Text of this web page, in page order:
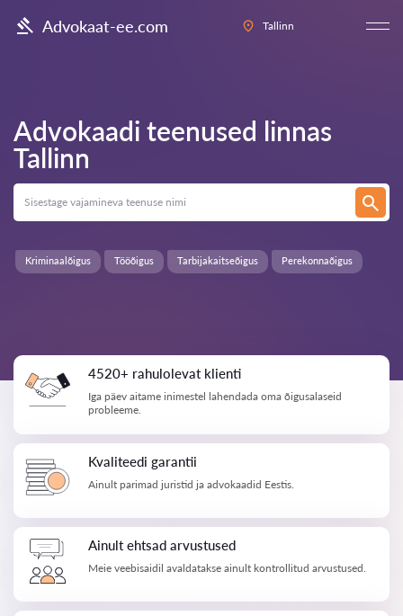
Advokaat-ee.com Tallinn
Advokaadi teenused linnas
Tallinn
Perekonnaõigus
Kriminaalõigus Tööõigus Tarbijakaitseõigus
4520+ rahulolevat klienti
Iga päev aitame inimestel lahendada oma õigusalaseid
probleeme.
Kvaliteedi garantii
Ainult parimad juristid ja advokaadid Eestis.
Ainult ehtsad arvustused
Meie veebisaidil avaldatakse ainult kontrollitud arvustused.